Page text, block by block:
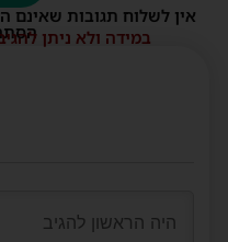
אין לשלוח תגובות שאינם
במידה ולא ניתן